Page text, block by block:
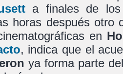
a finales de los
horas después otro
en
, indica que el
ya forma parte